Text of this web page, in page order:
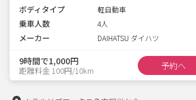
ボディタイプ 軽自動車
乗車人数 4人
メーカー DAIHATSU ダイハツ
9時間で1,000円
距離料金 100円/10km 予約へ